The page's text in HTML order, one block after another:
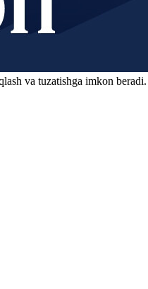
va tuzatishga imkon beradi.